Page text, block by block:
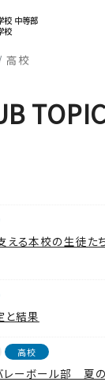
高校
える本校の生徒た
と結果
高校
ーボール部 夏